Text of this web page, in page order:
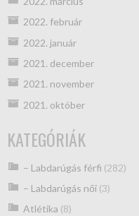
2022. február
2022. január
2021. december
2021. november
2021. október
KATEGÓRIÁK
– Labdarúgás férfi (282)
– Labdarúgás női(3)
Atlétika (8)